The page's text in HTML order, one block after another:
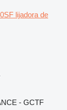
lijadora de
- GCTF